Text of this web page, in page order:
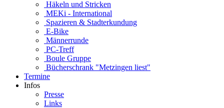
Häkeln und Stricken
MEKi - International
Spazieren & Stadterkundung
E-Bike
Männerrunde
PC-Treff
Boule Gruppe
Bücherschrank "Metzingen liest"
Termine
Infos
Presse
Links